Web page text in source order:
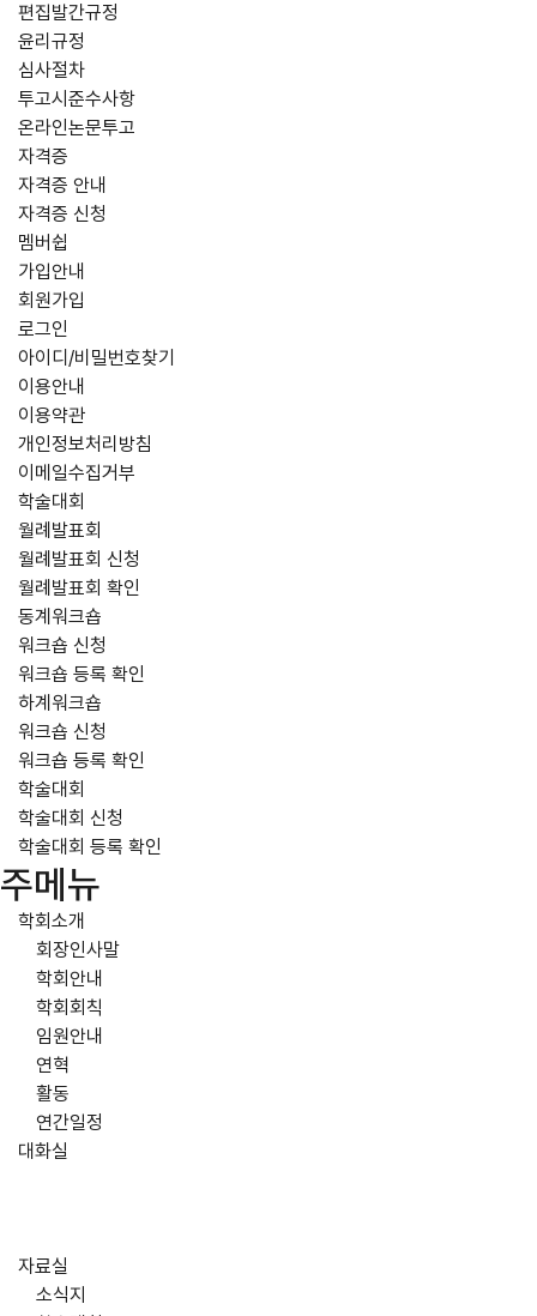
편집발간규정
윤리규정
심사절차
투고시준수사항
온라인논문투고
자격증
자격증 안내
자격증 신청
멤버쉽
가입안내
회원가입
로그인
아이디/비밀번호찾기
이용안내
이용약관
개인정보처리방침
이메일수집거부
학술대회
월례발표회
월례발표회 신청
월례발표회 확인
동계워크숍
워크숍 신청
워크숍 등록 확인
하계워크숍
워크숍 신청
워크숍 등록 확인
학술대회
학술대회 신청
학술대회 등록 확인
주메뉴
학회소개
회장인사말
학회안내
학회회칙
임원안내
연혁
활동
연간일정
대화실
자료실
소식지